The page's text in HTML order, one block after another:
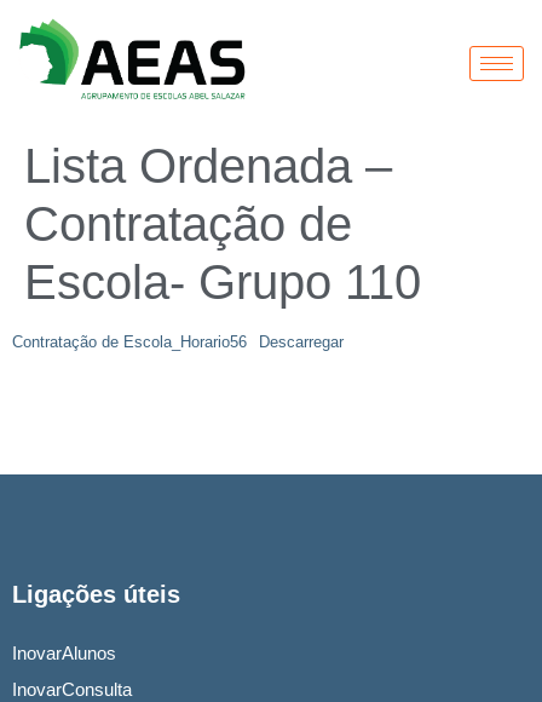
Lista Ordenada –
Contratação de
Escola- Grupo 110
Contratação de Escola_Horario56 Descarregar
Ligações úteis
InovarAlunos
InovarConsulta